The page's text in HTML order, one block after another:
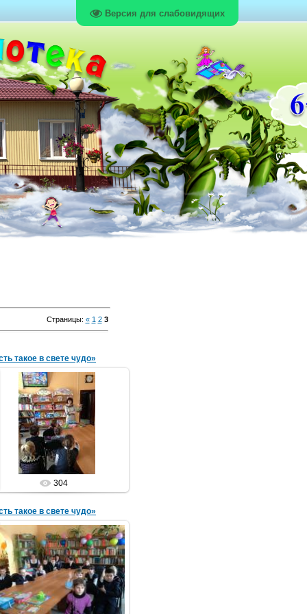
Версия для слабовидящих
Страницы: « 1 2 3
такое в свете чудо»
04.02.2015
библиотечный урок
Библиотека
304
такое в свете чудо»
04.02.2015
библиотечный урок
Библиотека